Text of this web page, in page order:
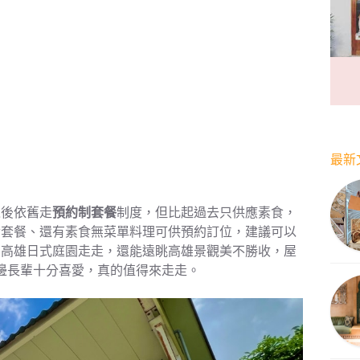
依舊走預約制套餐制度，但比起過去只供應素食，
餐、還有素食無菜單料理可供預約訂位，建議可以
雄日式庭園走走，還能遠眺高雄景觀美不勝收，屋
輩十分喜愛，真的值得來走走。
最新